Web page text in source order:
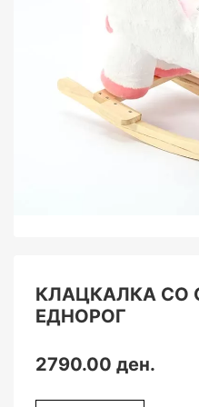
КЛАЦКАЛКА СО
ЕДНОРОГ
2790.00 ден.